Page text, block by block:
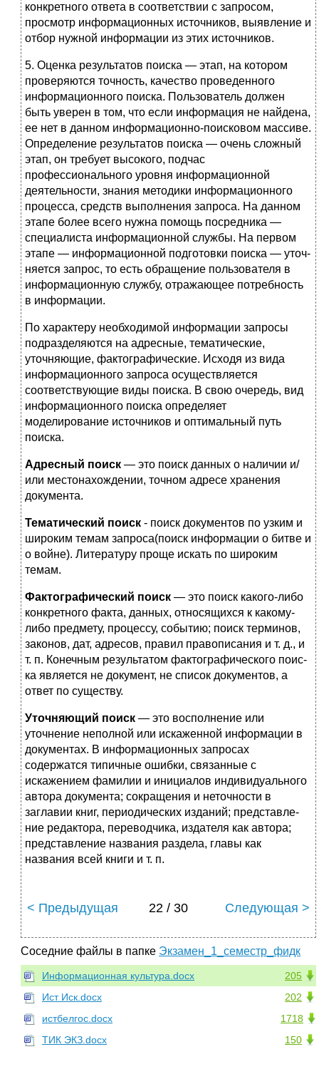
конкретного ответа в соответствии с запросом,
просмотр информационных источни­ков, выявление и
отбор нужной информации из этих источников.
5. Оценка результатов поиска — этап, на котором
проверяются точ­ность, качество проведенного
информационного поиска. Пользо­ватель должен
быть уверен в том, что если информация не найде­на,
ее нет в данном информационно-поисковом массиве.
Опре­деление результатов поиска — очень сложный
этап, он требует высокого, подчас
профессионального уровня информационной
деятельности, знания методики информационного
процесса, средств выполнения запроса. На данном
этапе более всего нуж­на помощь посредника —
специалиста информационной службы. На первом
этапе — информационной подготовки поиска — уточ­
няется запрос, то есть обращение пользователя в
информационную службу, отражающее потребность
в информации.
По характеру необходимой информации запросы
подразделяются на адресные, тематические,
уточняющие, фактографические. Исходя из вида
информационного запроса осуществляется
соответствующие виды поиска. В свою очередь, вид
информационного поиска определяет
моделирование источников и оптимальный путь
поиска.
Адресный поиск — это поиск данных о наличии и/
или местона­хождении, точном адресе хранения
документа.
Тематический поиск - поиск документов по узким и
широким темам запроса(поиск информации о битве и
о войне). Литературу проще искать по широким
темам.
Фактографический поиск — это поиск какого-либо
конкретного факта, данных, относящихся к какому-
либо предмету, процессу, со­бытию; поиск терминов,
законов, дат, адресов, правил правописа­ния и т. д., и
т. п. Конечным результатом фактографического поис­
ка является не документ, не список документов, а
ответ по существу.
Уточняющий поиск — это восполнение или
уточнение неполной или искаженной информации в
документах. В информационных зап­росах
содержатся типичные ошибки, связанные с
искажением фа­милии и инициалов индивидуального
автора документа; сокращения и неточности в
заглавии книг, периодических изданий; представле­
ние редактора, переводчика, издателя как автора;
представление названия раздела, главы как
названия всей книги и т. п.
< Предыдущая 22 / 30 Следующая >
Соседние файлы в папке Экзамен_1_семестр_фидк
205
Информационная культура.docx
202
Ист Иск.docx
1718
истбелгос.docx
150
ТИК ЭКЗ.docx